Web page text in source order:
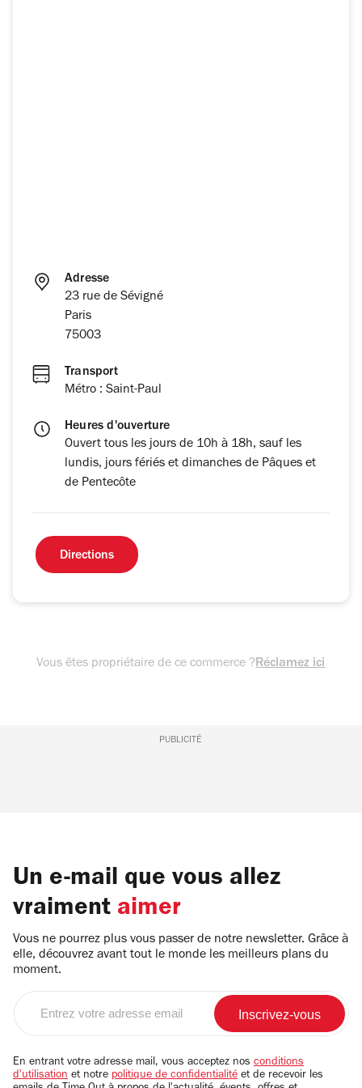
Adresse
23 rue de Sévigné
Paris
75003
Transport
Métro : Saint-Paul
Heures d'ouverture
Ouvert tous les jours de 10h à 18h, sauf les
lundis, jours fériés et dimanches de Pâques et
de Pentecôte
Directions
Vous êtes propriétaire de ce commerce ?Réclamez ici
PUBLICITÉ
Un e-mail que vous allez
vraiment aimer
Vous ne pourrez plus vous passer de notre newsletter. Grâce à
elle, découvrez avant tout le monde les meilleurs plans du
moment.
email
En entrant votre adresse mail, vous acceptez nos conditions
d'utilisation et notre politique de confidentialité et de recevoir les